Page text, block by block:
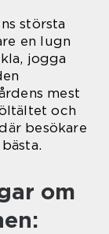
största
en lugn
jogga
mest
och
besökare
om